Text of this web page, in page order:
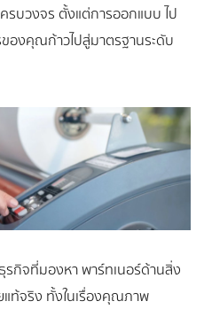
บวงจร ตั้งแต่การออกแบบ ไป
องคุณก้าวไปสู่มาตรฐานระดับ
กิจที่มองหา พาร์ทเนอร์ด้านสิ่ง
แท้จริง ทั้งในเรื่องคุณภาพ